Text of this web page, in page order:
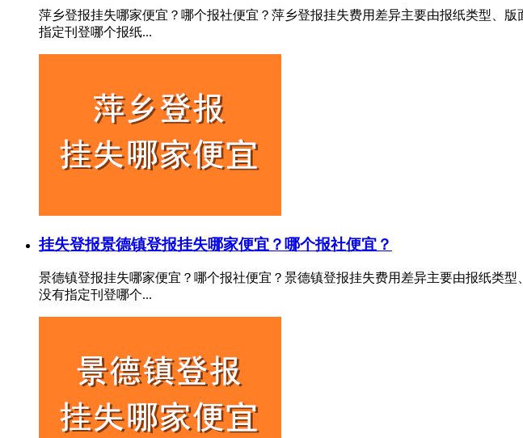
萍乡登报挂失哪家便宜？哪个报社便宜？萍乡登报挂失费用差异主要由报纸类型、
指定刊登哪个报纸...
挂失登报景德镇登报挂失哪家便宜？哪个报社便宜？
景德镇登报挂失哪家便宜？哪个报社便宜？景德镇登报挂失费用差异主要由报纸类
没有指定刊登哪个...